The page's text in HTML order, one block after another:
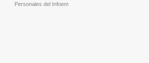
Personales del Infoem